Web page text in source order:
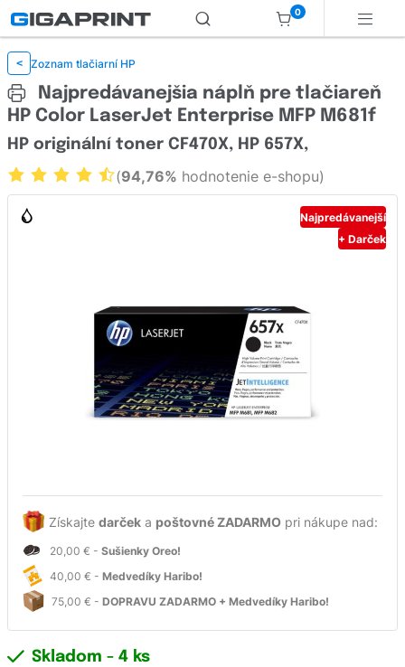
0
< Zoznam tlačiarní HP
Najpredávanejšia náplň pre tlačiareň
HP Color LaserJet Enterprise MFP M681f
Najpredávanejší
+ Darček
Získajte darček a poštovné ZADARMO pri nákupe nad:
20,00 € - Sušienky Oreo!
40,00 € - Medvedíky Haribo!
75,00 € - DOPRAVU ZADARMO + Medvedíky Haribo!
HP originální toner CF470X, HP 657X,
(94,76% hodnotenie e-shopu)
Skladom - 4 ks